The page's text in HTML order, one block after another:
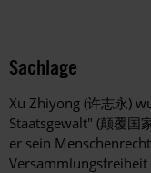
Sachlage
Xu Zhiyong (许志永)
Staatsgewalt" (颠覆国
er sein